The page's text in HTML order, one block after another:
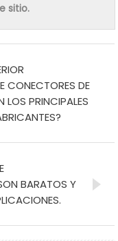
sitio.
CONECTORES DE
PRINCIPALES
BARATOS Y